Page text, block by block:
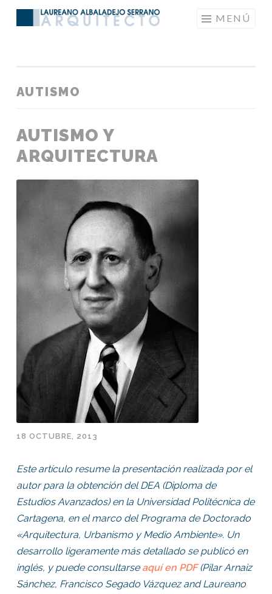
Saltar
MENÚ
AUTISMO
AUTISMO Y
ARQUITECTURA
18 OCTUBRE, 2013
Este artículo resume la presentación realizada por el
autor para la obtención del DEA (Diploma de
Estudios Avanzados) en la Universidad Politécnica de
Cartagena, en el marco del Programa de Doctorado
«Arquitectura, Urbanismo y Medio Ambiente». Un
desarrollo ligeramente más detallado se publicó en
inglés, y puede consultarse aquí en PDF(Pilar Arnaiz
Sánchez, Francisco Segado Vázquez and Laureano